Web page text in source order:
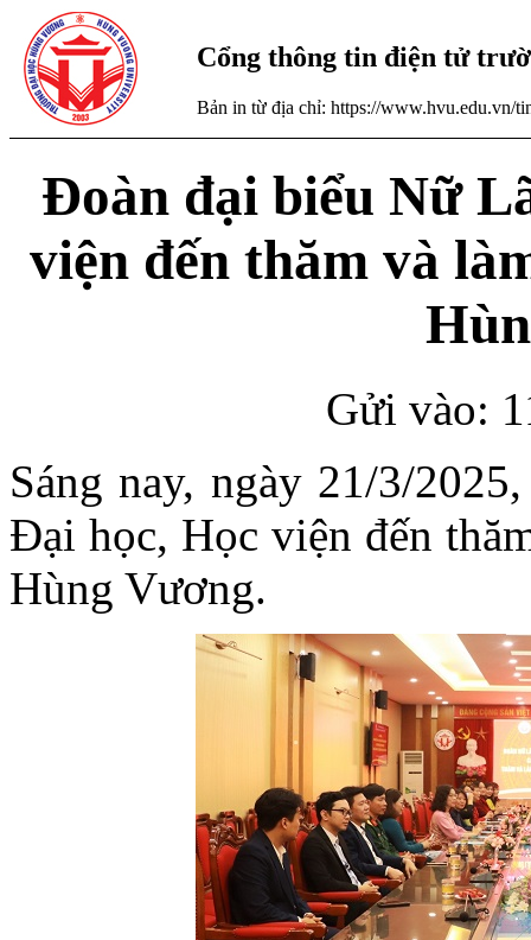
Cổng thông tin điện tử
Bản in từ địa chỉ: https://www.hvu.edu.vn/
Đoàn đại biểu Nữ
viện đến thăm và
Gửi vào:
Sáng nay, ngày 21/3/
Đại học, Học viện đến
Hùng Vương.